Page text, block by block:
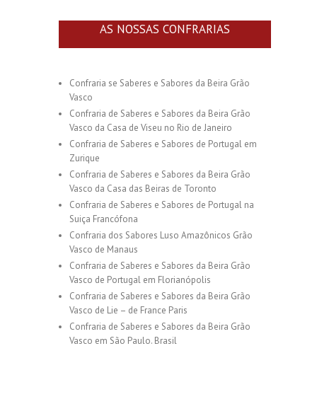
AS NOSSAS CONFRARIAS
Confraria se Saberes e Sabores da Beira Grão
Vasco
Confraria de Saberes e Sabores da Beira Grão
Vasco da Casa de Viseu no Rio de Janeiro
Confraria de Saberes e Sabores de Portugal em
Zurique
Confraria de Saberes e Sabores da Beira Grão
Vasco da Casa das Beiras de Toronto
Confraria de Saberes e Sabores de Portugal na
Suiça Francófona
Confraria dos Sabores Luso Amazônicos Grão
Vasco de Manaus
Confraria de Saberes e Sabores da Beira Grão
Vasco de Portugal em Florianópolis
Confraria de Saberes e Sabores da Beira Grão
Vasco de Lie – de France Paris
Confraria de Saberes e Sabores da Beira Grão
Vasco em São Paulo. Brasil